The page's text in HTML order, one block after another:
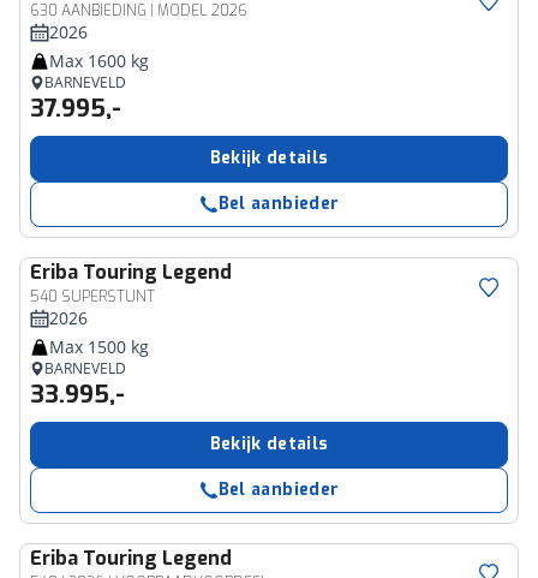
630 AANBIEDING | MODEL 2026
2026
Max 1600 kg
BARNEVELD
37.995,-
Bekijk details
Bel aanbieder
Eriba Touring Legend
540 SUPERSTUNT
2026
Max 1500 kg
BARNEVELD
33.995,-
Bekijk details
Bel aanbieder
Eriba Touring Legend